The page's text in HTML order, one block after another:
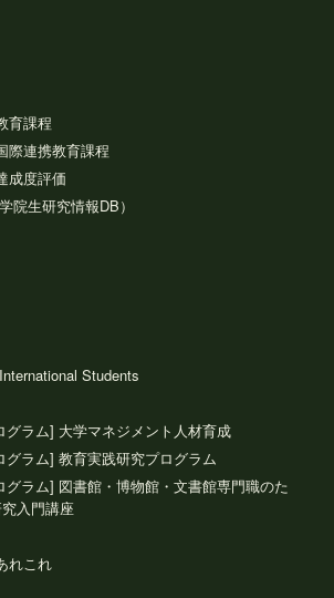
育課程
際連携教育課程
成度評価
院生研究情報DB）
Students
グラム] 大学マネジメント人材育成
グラム] 教育実践研究プログラム
グラム] 図書館・博物館・文書館専門職のた
入門講座
れこれ